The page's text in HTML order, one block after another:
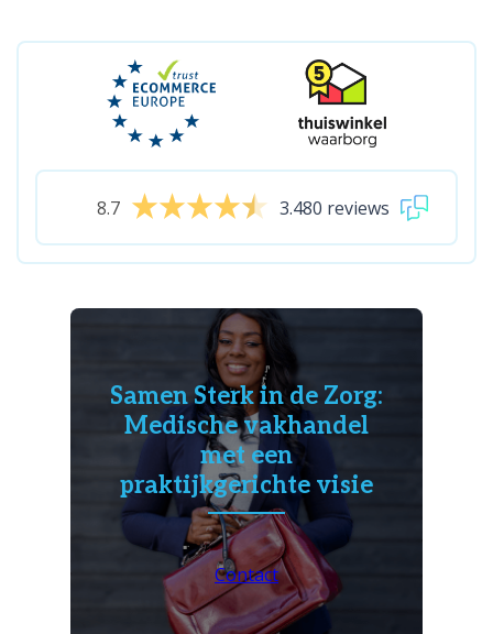
8.7 3.480 reviews
Samen Sterk in de Zorg:
Medische vakhandel
met een
praktijkgerichte visie
Contact